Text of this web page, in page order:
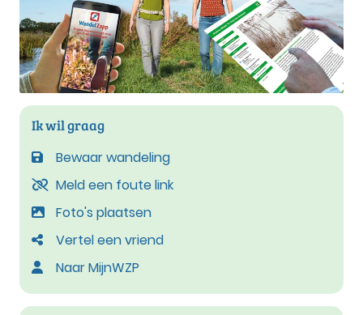
Ik wil graag
Bewaar wandeling
Meld een foute link
Foto's plaatsen
Vertel een vriend
Naar MijnWZP